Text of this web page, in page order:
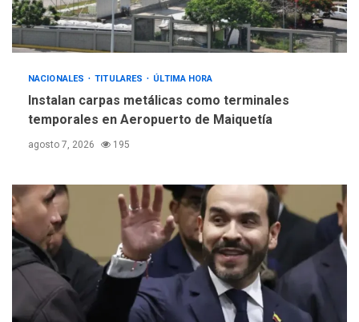
NACIONALES TITULARES ÚLTIMA HORA
Instalan carpas metálicas como terminales
temporales en Aeropuerto de Maiquetía
agosto 7, 2026 195